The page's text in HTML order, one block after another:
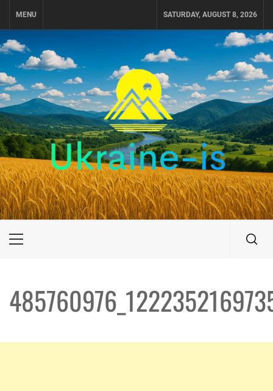
MENU SATURDAY, AUGUST 8, 2026
UKRAINE-IS
ПОДОРОЖI ПО УКРАЇНІ
Primary